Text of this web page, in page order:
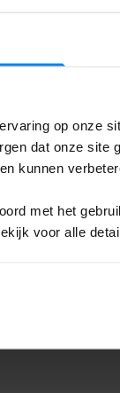
op onze
dat onze site
kunnen
met het
voor alle
van de
lopen.
per dag, 7
op het
op